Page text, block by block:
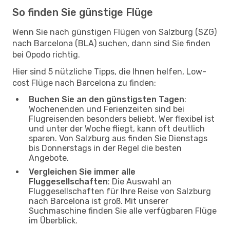
So finden Sie günstige Flüge
Wenn Sie nach günstigen Flügen von Salzburg (SZG)
nach Barcelona (BLA) suchen, dann sind Sie finden
bei Opodo richtig.
Hier sind 5 nützliche Tipps, die Ihnen helfen, Low-
cost Flüge nach Barcelona zu finden:
Buchen Sie an den günstigsten Tagen:
Wochenenden und Ferienzeiten sind bei
Flugreisenden besonders beliebt. Wer flexibel ist
und unter der Woche fliegt, kann oft deutlich
sparen. Von Salzburg aus finden Sie Dienstags
bis Donnerstags in der Regel die besten
Angebote.
Vergleichen Sie immer alle
Fluggesellschaften: Die Auswahl an
Fluggesellschaften für Ihre Reise von Salzburg
nach Barcelona ist groß. Mit unserer
Suchmaschine finden Sie alle verfügbaren Flüge
im Überblick.